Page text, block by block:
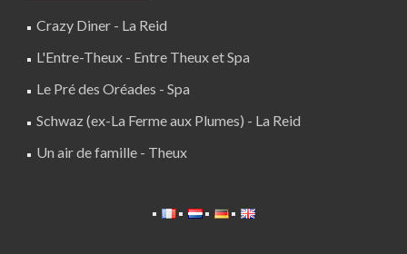
Crazy Diner - La Reid
L'Entre-Theux - Entre Theux et Spa
Le Pré des Oréades - Spa
Schwaz (ex-La Ferme aux Plumes) - La Reid
Un air de famille - Theux